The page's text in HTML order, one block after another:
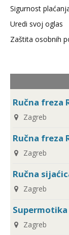
Sigurnost
Uredi svoj oglas
Zaštita osobnih
Ručna freza
Zagreb
Ručna freza
Zagreb
Ručna
Zagreb
Supermotika
Zagreb